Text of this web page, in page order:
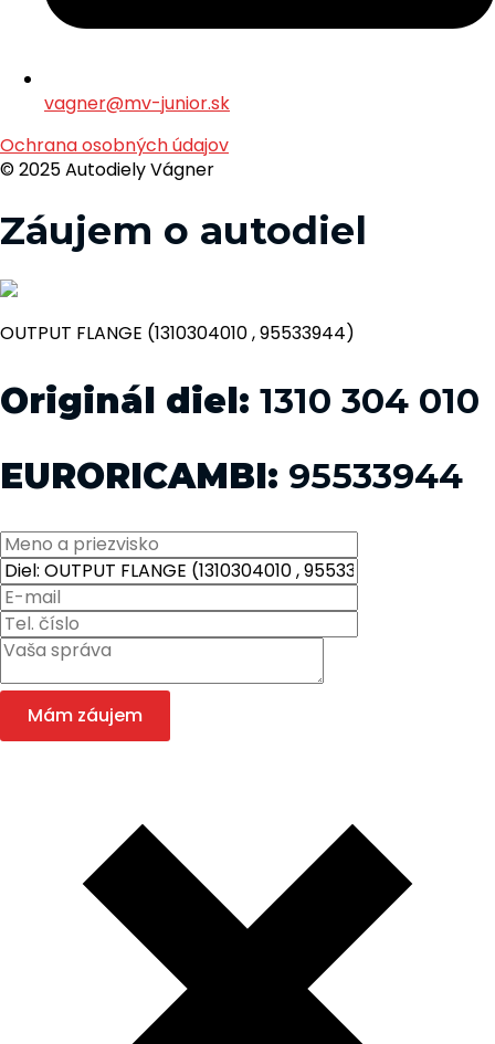
vagner@mv-junior.sk
Ochrana osobných údajov
© 2025 Autodiely Vágner
Záujem o autodiel
OUTPUT FLANGE (1310304010 , 95533944)
Originál diel: 1310 304 010
EURORICAMBI: 95533944
Mám záujem